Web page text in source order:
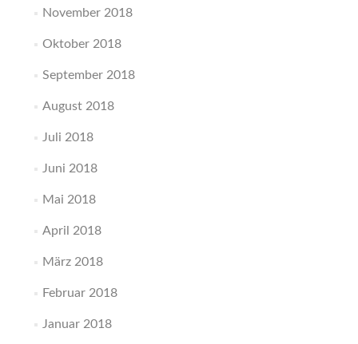
November 2018
Oktober 2018
September 2018
August 2018
Juli 2018
Juni 2018
Mai 2018
April 2018
März 2018
Februar 2018
Januar 2018